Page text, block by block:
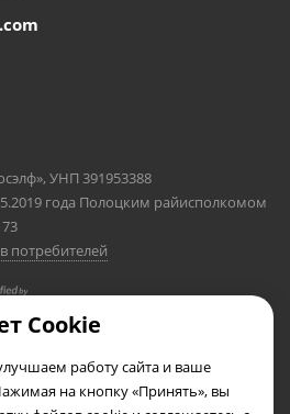
УНП 391953388
года Полоцким райисполкомом
потребителей
Cookie
работу сайта и ваше
на кнопку «Принять», вы